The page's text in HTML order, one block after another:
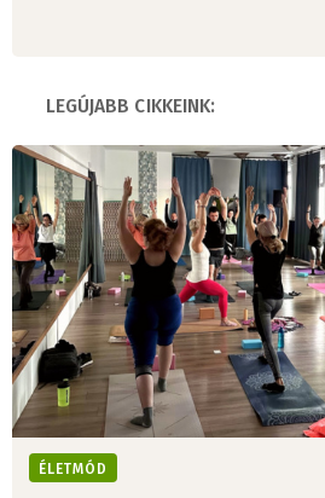
LEGÚJABB CIKKEINK:
ÉLETMÓD